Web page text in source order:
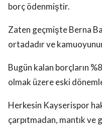
borç ödenmiştir.
Zaten geçmişte Berna
ortadadır ve
Bugün kalan borçların
olmak üzere eski
Herkesin Kayserispor
çarpıtmadan, mantık